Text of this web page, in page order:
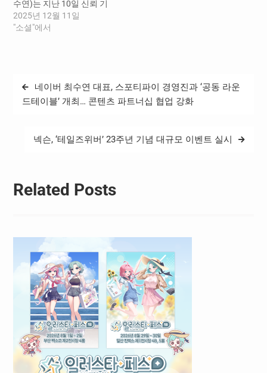
수연)는 지난 10일 신뢰 기
반의 판매 환경에서 이용자
가 안심 구매를 할 수 있도록
버리기 쉬운 종이 보증서를
대신해 디지털 형태의 보증
2025년 12월 11일
"소셜"에서
글
탐
네이버 최수연 대표, 스포티파이 경영진과 ‘공동 라운
드테이블’ 개최… 콘텐츠 파트너십 협업 강화
넥슨, ‘테일즈위버’ 23주년 기념 대규모 이벤트 실시
Related Posts